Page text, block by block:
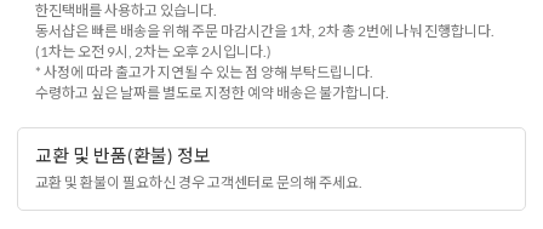
한진택배를 사용하고 있습니다.
동서샵은 빠른 배송을 위해 주문 마감시간을 1차, 2차 총 2번에 나눠 진행합니다.
(1차는 오전 9시, 2차는 오후 2시입니다.)
* 사정에 따라 출고가 지연될 수 있는 점 양해 부탁드립니다.
수령하고 싶은 날짜를 별도로 지정한 예약 배송은 불가합니다.
교환 및 반품(환불) 정보
교환 및 환불이 필요하신 경우 고객센터로 문의해 주세요.